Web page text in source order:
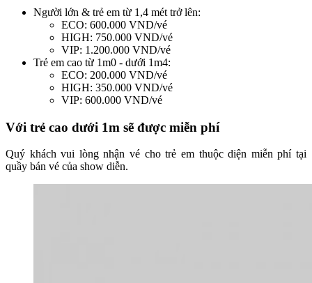
Người lớn & trẻ em từ 1,4 mét trở lên:
ECO: 600.000 VND/vé
HIGH: 750.000 VND/vé
VIP: 1.200.000 VND/vé
Trẻ em cao từ 1m0 - dưới 1m4:
ECO: 200.000 VND/vé
HIGH: 350.000 VND/vé
VIP: 600.000 VND/vé
Với trẻ cao dưới 1m sẽ được miễn phí
Quý khách vui lòng nhận vé cho trẻ em thuộc diện miễn phí tại
quầy bán vé của show diễn.